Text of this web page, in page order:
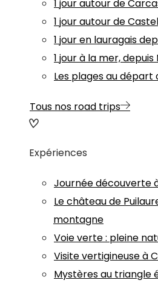
1 jour autour de
1 jour autour de
1 jour en lauragais
1 jour à la mer,
Les plages au départ
Tous nos road trips
Expériences
Journée découverte
Le château de
montagne
Voie verte : pleine
Visite vertigineuse à
Mystères au triangle